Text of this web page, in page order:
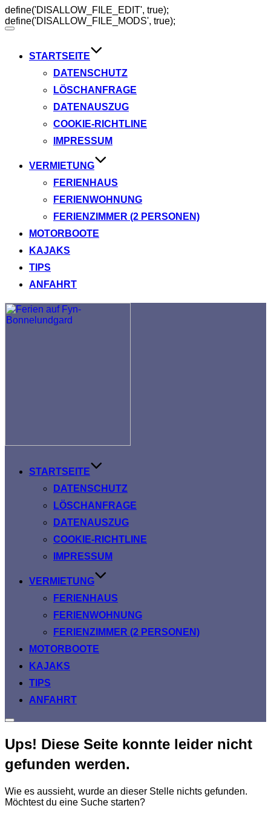
define('DISALLOW_FILE_EDIT', true);
define('DISALLOW_FILE_MODS', true);
Navigation
STARTSEITE
DATENSCHUTZ
LÖSCHANFRAGE
DATENAUSZUG
COOKIE-RICHTLINE
IMPRESSUM
VERMIETUNG
FERIENHAUS
FERIENWOHNUNG
FERIENZIMMER (2 PERSONEN)
MOTORBOOTE
KAJAKS
TIPS
ANFAHRT
Zum
Inhalt
STARTSEITE
DATENSCHUTZ
LÖSCHANFRAGE
DATENAUSZUG
COOKIE-RICHTLINE
IMPRESSUM
VERMIETUNG
FERIENHAUS
FERIENWOHNUNG
FERIENZIMMER (2 PERSONEN)
MOTORBOOTE
KAJAKS
TIPS
ANFAHRT
Seitenleiste
Navigation
umschalten
Ups! Diese Seite konnte leider nicht
gefunden werden.
Wie es aussieht, wurde an dieser Stelle nichts gefunden.
Möchtest du eine Suche starten?